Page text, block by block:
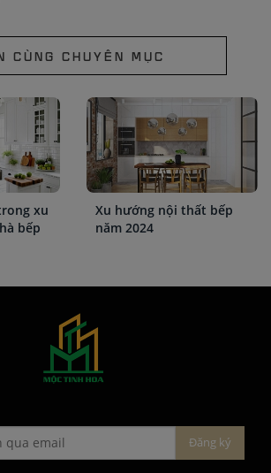
CÙNG CHUYÊN MỤC
xu
bếp
Xu hướng nội thất bếp
năm 2024